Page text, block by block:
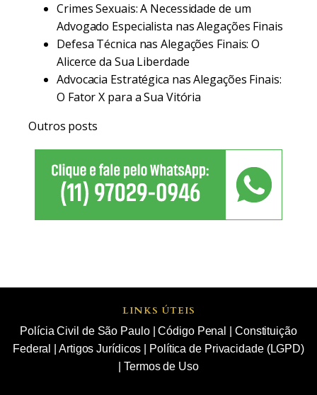
Crimes Sexuais: A Necessidade de um
Advogado Especialista nas Alegações Finais
Defesa Técnica nas Alegações Finais: O
Alicerce da Sua Liberdade
Advocacia Estratégica nas Alegações Finais:
O Fator X para a Sua Vitória
Outros posts
LINKS ÚTEIS
Polícia Civil de São Paulo|Código Penal
Constituição
Federal
Artigos Jurídicos
Política de Privacidade (LGPD)
|Termos de Uso